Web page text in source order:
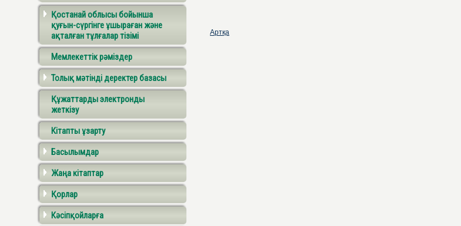
Қостанай облысы бойынша
қуғын-сүргінге ұшыраған және
ақталған тұлғалар тізімі
Мемлекеттік рәміздер
Толық мәтінді деректер базасы
Құжаттарды электронды
жеткізу
Кітапты ұзарту
Басылымдар
Жаңа кітаптар
Қорлар
Кәсіпқойларға
Артқа